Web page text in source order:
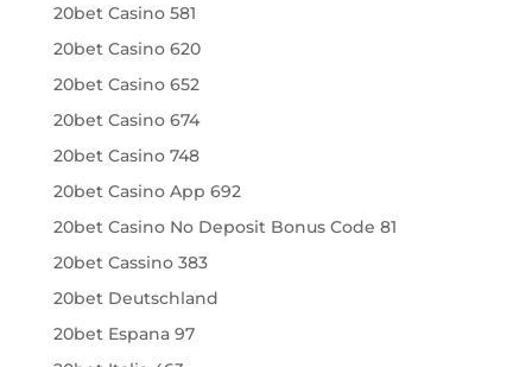
20bet Casino 581
20bet Casino 620
20bet Casino 652
20bet Casino 674
20bet Casino 748
20bet Casino App 692
20bet Casino No Deposit Bonus Code 81
20bet Cassino 383
20bet Deutschland
20bet Espana 97